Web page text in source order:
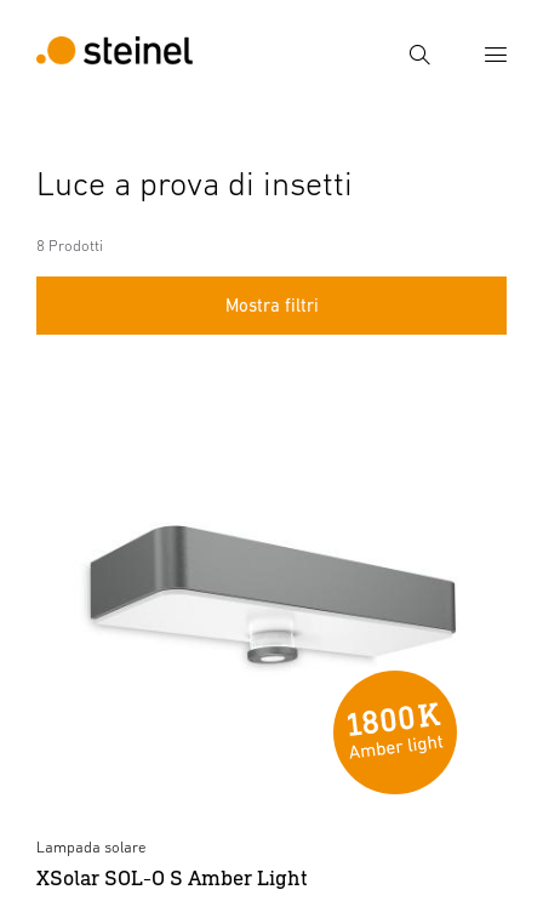
Ricerca
Ricerca
Luce a prova di insetti
8 Prodotti
Mostra filtri
Lampada solare
XSolar SOL-O S Amber Light